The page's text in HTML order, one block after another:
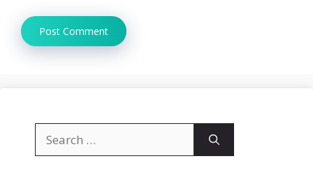
Search
for: